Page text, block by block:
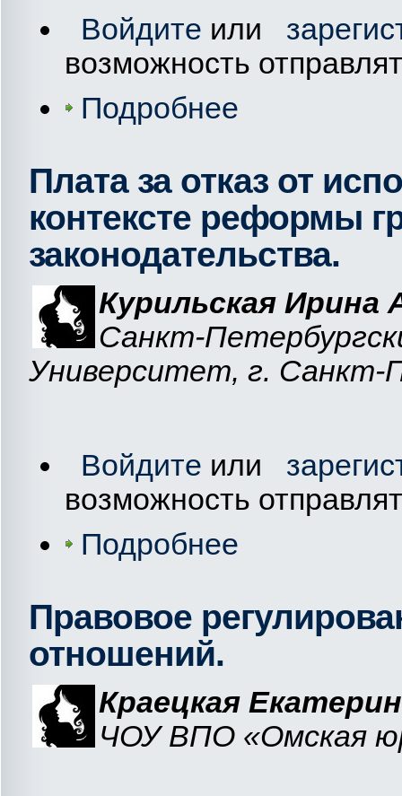
Войдите или
возможность
Подробнее
Плата за отказ от
контексте реформы
законодательства.
Курильская Ирина
Санкт-
Университет, г. Санкт-
Войдите или
возможность
Подробнее
Правовое
отношений.
Краецкая
ЧОУ ВПО «Омская